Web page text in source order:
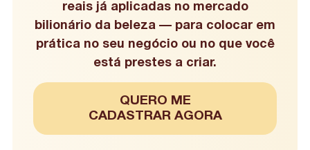
reais já aplicadas no mercado
bilionário da beleza — para colocar em
prática no seu negócio ou no que você
está prestes a criar.
QUERO ME
CADASTRAR AGORA